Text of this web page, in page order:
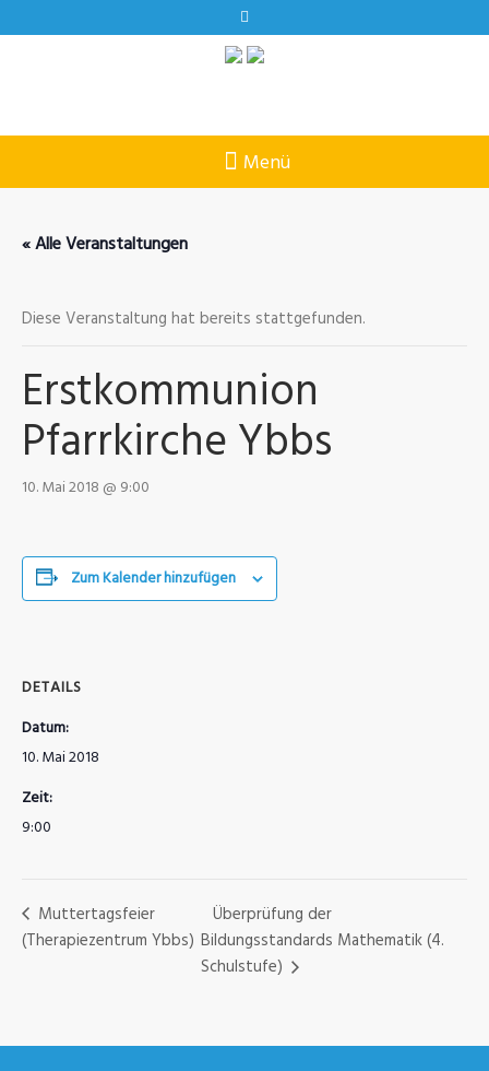
« Alle Veranstaltungen
Diese Veranstaltung hat bereits stattgefunden.
Erstkommunion
Pfarrkirche Ybbs
10. Mai 2018 @ 9:00
Zum Kalender hinzufügen
DETAILS
Datum:
10. Mai 2018
Zeit:
9:00
Muttertagsfeier
(Therapiezentrum Ybbs)
Überprüfung der
Bildungsstandards Mathematik (4.
Schulstufe)